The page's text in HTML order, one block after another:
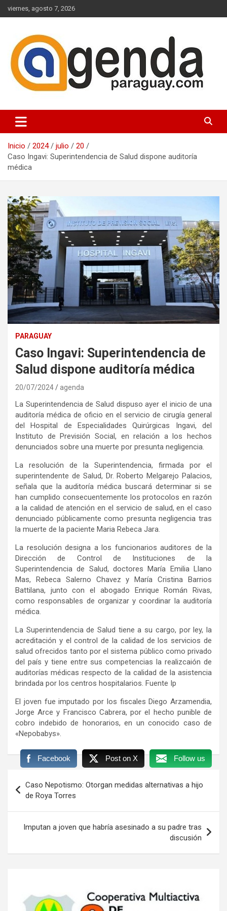
Saltar
al
viernes, agosto 7, 2026
Agenda Paraguay
Inicio 2024 julio
20
Caso Ingavi: Superintendencia de Salud dispone auditoría
médica
PARAGUAY
Caso Ingavi: Superintendencia de
Salud dispone auditoría médica
20/07/2024 agenda
La Superintendencia de Salud dispuso ayer el inicio de una
auditoría médica de oficio en el servicio de cirugía general
del Hospital de Especialidades Quirúrgicas Ingavi, del
Instituto de Previsión Social, en relación a los hechos
denunciados sobre una muerte por presunta negligencia.
La resolución de la Superintendencia, firmada por el
superintendente de Salud, Dr. Roberto Melgarejo Palacios,
señala que la auditoría médica buscará determinar si se
han cumplido consecuentemente los protocolos en razón
a la calidad de atención en el servicio de salud, en el caso
denunciado públicamente como presunta negligencia tras
la muerte de la paciente Maria Rebeca Jara.
La resolución designa a los funcionarios auditores de la
Dirección de Control de Instituciones de la
Superintendencia de Salud, doctores María Emilia Llano
Mas, Rebeca Salerno Chavez y María Cristina Barrios
Battilana, junto con el abogado Enrique Román Rivas,
como responsables de organizar y coordinar la auditoría
médica.
La Superintendencia de Salud tiene a su cargo, por ley, la
acreditación y el control de la calidad de los servicios de
salud ofrecidos tanto por el sistema público como privado
del país y tiene entre sus competencias la realizcaión de
auditorías médicas respecto de la calidad de la asistencia
brindada por los centros hospitalarios. Fuente Ip
El joven fue imputado por los fiscales Diego Arzamendia,
Jorge Arce y Francisco Cabrera, por el hecho punible de
cobro indebido de honorarios, en un conocido caso de
«Nepobabys».
Facebook Post on X Follow us
de
entradas
Caso Nepotismo: Otorgan medidas alternativas a hijo
de Roya Torres
Imputan a joven que habría asesinado a su padre tras
discusión